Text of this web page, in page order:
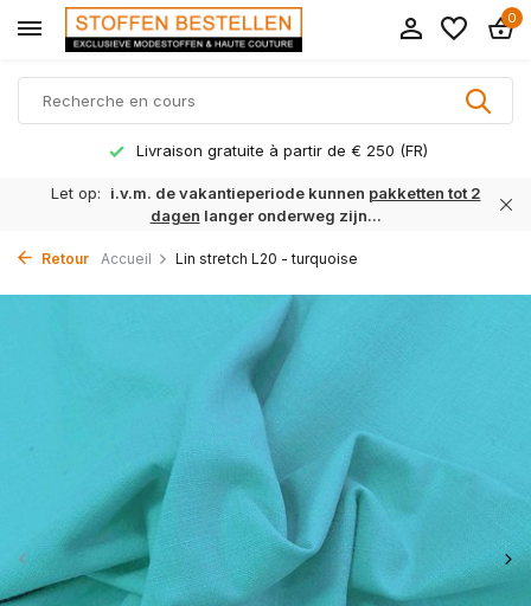
0
Livraison gratuite à partir de € 250 (FR)
Let op: i.v.m. de vakantieperiode kunnen pakketten tot 2
dagen langer onderweg zijn...
Retour Accueil Lin stretch L20 - turquoise